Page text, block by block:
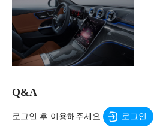
Q&A
로그인 후 이용해주세요. 로그인